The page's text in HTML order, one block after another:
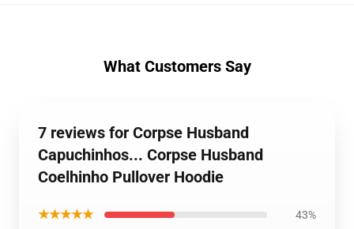
What Customers Say
7 reviews for Corpse Husband
Capuchinhos... Corpse Husband
Coelhinho Pullover Hoodie
★★★★★ 43%